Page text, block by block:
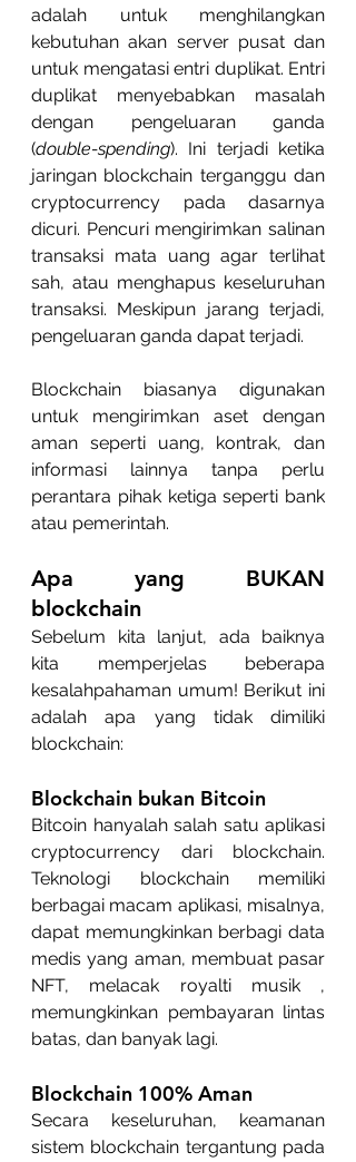
adalah untuk menghilangkan
kebutuhan akan server pusat dan
untuk mengatasi entri duplikat. Entri
duplikat menyebabkan masalah
dengan pengeluaran ganda
(double-spending). Ini terjadi ketika
jaringan blockchain terganggu dan
cryptocurrency pada dasarnya
dicuri. Pencuri mengirimkan salinan
transaksi mata uang agar terlihat
sah, atau menghapus keseluruhan
transaksi. Meskipun jarang terjadi,
pengeluaran ganda dapat terjadi.
Blockchain biasanya digunakan
untuk mengirimkan aset dengan
aman seperti uang, kontrak, dan
informasi lainnya tanpa perlu
perantara pihak ketiga seperti bank
atau pemerintah.
Apa yang BUKAN
blockchain
Sebelum kita lanjut, ada baiknya
kita memperjelas beberapa
kesalahpahaman umum! Berikut ini
adalah apa yang tidak dimiliki
blockchain:
Blockchain bukan Bitcoin
Bitcoin hanyalah salah satu aplikasi
cryptocurrency dari blockchain.
Teknologi blockchain memiliki
berbagai macam aplikasi, misalnya,
dapat memungkinkan berbagi data
medis yang aman, membuat pasar
NFT, melacak royalti musik ,
memungkinkan pembayaran lintas
batas, dan banyak lagi.
Blockchain 100% Aman
Secara keseluruhan, keamanan
sistem blockchain tergantung pada